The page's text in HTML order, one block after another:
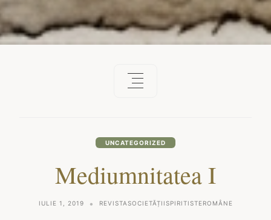
UNCATEGORIZED
Mediumnitatea I
IULIE 1, 2019 REVISTASOCIETĂȚIISPIRITISTEROMÂNE